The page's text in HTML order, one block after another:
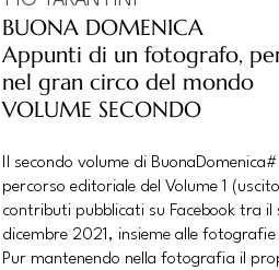
BUONA DOMENICA
Appunti di un fotografo,
nel gran circo del mondo
VOLUME SECONDO
Il secondo volume di
percorso editoriale del Volume 1
contributi pubblicati su Facebook tra
dicembre 2021, insieme alle
Pur mantenendo nella fotografia il